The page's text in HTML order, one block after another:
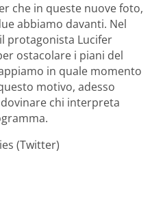
che in queste nuove foto,
abbiamo davanti. Nel
protagonista Lucifer
ostacolare i piani del
in quale momento
motivo, adesso
chi interpreta
(Twitter)